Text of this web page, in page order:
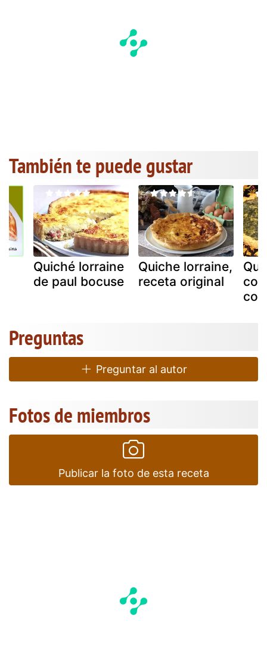
También te puede gustar
Quiché lorraine
de paul bocuse
Quiche lorraine,
receta original
Preguntas
Preguntar al autor
Fotos de miembros
Publicar la foto de esta receta